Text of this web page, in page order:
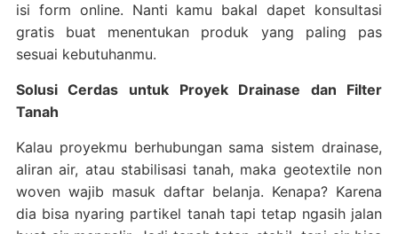
isi form online. Nanti kamu bakal dapet konsultasi
gratis buat menentukan produk yang paling pas
sesuai kebutuhanmu.
Solusi Cerdas untuk Proyek Drainase dan Filter
Tanah
Kalau proyekmu berhubungan sama sistem drainase,
aliran air, atau stabilisasi tanah, maka geotextile non
woven wajib masuk daftar belanja. Kenapa? Karena
dia bisa nyaring partikel tanah tapi tetap ngasih jalan